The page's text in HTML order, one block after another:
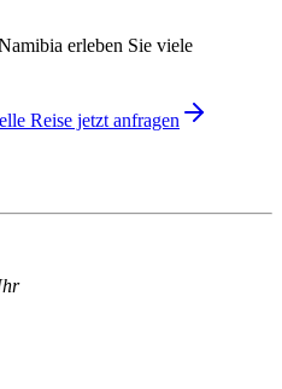
erleben Sie viele
Reise jetzt anfragen